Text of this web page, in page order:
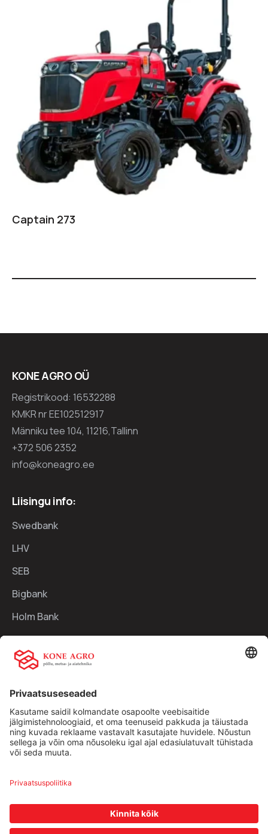
Captain 273
KONE AGRO OÜ
Registrikood: 16532288
KMKR nr EE102512917
Männiku tee 104, 11216,Tallinn
+372 506 2352
info@koneagro.ee
Liisingu info:
Swedbank
LHV
SEB
Bigbank
Holm Bank
Kiirlingid:
Traktorid
Kasutatud tehnika
Kontakt
Müügitingimused|Privaatsuspoliitika